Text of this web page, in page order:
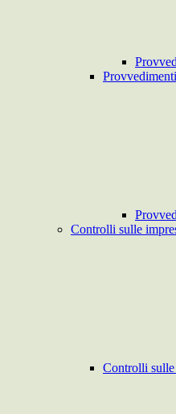
Controlli sulle
Controlli sulle